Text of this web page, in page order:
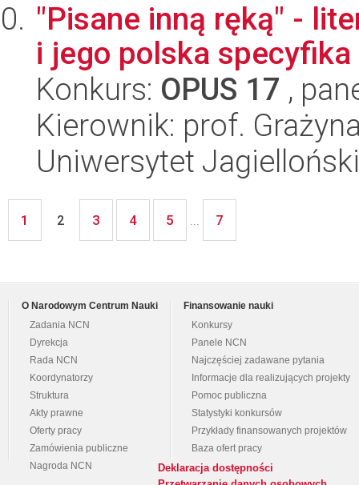
"Pisane inną ręką" -
i jego polska specyfika
Konkurs: OPUS 17 ,
Kierownik: prof.
Uniwersytet Jagielloński
1 2 3 4 5 ... 7
O Narodowym Centrum Nauki
Zadania NCN
Dyrekcja
Rada NCN
Koordynatorzy
Struktura
Akty prawne
Oferty pracy
Zamówienia publiczne
Nagroda NCN
Finansowanie nauki
Konkursy
Panele NCN
Najczęściej zadawane pytania
Informacje dla realizujących projekty
Pomoc publiczna
Statystyki konkursów
Przykłady finansowanych projektów
Baza ofert pracy
Deklaracja dostępności